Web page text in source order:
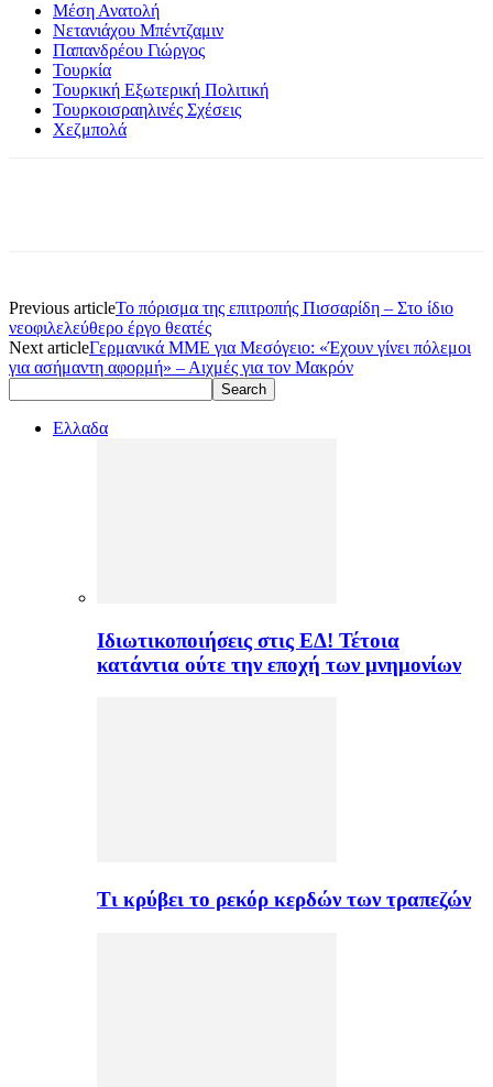
Μέση Ανατολή
Νετανιάχου Μπέντζαμιν
Παπανδρέου Γιώργος
Τουρκία
Τουρκική Εξωτερική Πολιτική
Τουρκοισραηλινές Σχέσεις
Χεζμπολά
Previous articleΤο πόρισμα της επιτροπής Πισσαρίδη – Στο ίδιο
νεοφιλελεύθερο έργο θεατές
Next articleΓερμανικά ΜΜΕ για Μεσόγειο: «Έχουν γίνει πόλεμοι
για ασήμαντη αφορμή» – Αιχμές για τον Μακρόν
Ελλαδα
Ιδιωτικοποιήσεις στις ΕΔ! Τέτοια
κατάντια ούτε την εποχή των μνημονίων
Τι κρύβει το ρεκόρ κερδών των τραπεζών